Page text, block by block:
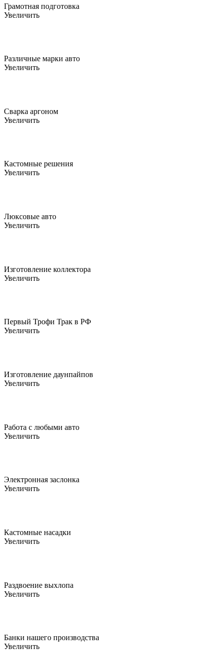
Грамотная подготовка
Увеличить
Различные марки авто
Увеличить
Сварка аргоном
Увеличить
Кастомные решения
Увеличить
Люксовые авто
Увеличить
Изготовление коллектора
Увеличить
Первый Трофи Трак в РФ
Увеличить
Изготовление даунпайпов
Увеличить
Работа с любыми авто
Увеличить
Электронная заслонка
Увеличить
Кастомные насадки
Увеличить
Раздвоение выхлопа
Увеличить
Банки нашего производства
Увеличить